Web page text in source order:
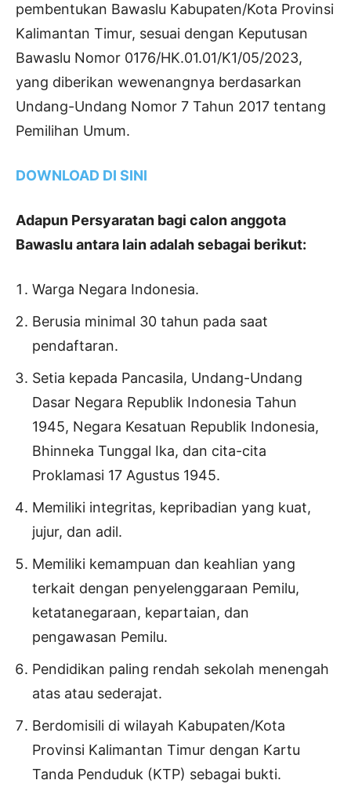
pembentukan Bawaslu Kabupaten/Kota Provinsi
Kalimantan Timur, sesuai dengan Keputusan
Bawaslu Nomor 0176/HK.01.01/K1/05/2023,
yang diberikan wewenangnya berdasarkan
Undang-Undang Nomor 7 Tahun 2017 tentang
Pemilihan Umum.
DOWNLOAD DI SINI
Adapun Persyaratan bagi calon anggota
Bawaslu antara lain adalah sebagai berikut:
Warga Negara Indonesia.
Berusia minimal 30 tahun pada saat
pendaftaran.
Setia kepada Pancasila, Undang-Undang
Dasar Negara Republik Indonesia Tahun
1945, Negara Kesatuan Republik Indonesia,
Bhinneka Tunggal Ika, dan cita-cita
Proklamasi 17 Agustus 1945.
Memiliki integritas, kepribadian yang kuat,
jujur, dan adil.
Memiliki kemampuan dan keahlian yang
terkait dengan penyelenggaraan Pemilu,
ketatanegaraan, kepartaian, dan
pengawasan Pemilu.
Pendidikan paling rendah sekolah menengah
atas atau sederajat.
Berdomisili di wilayah Kabupaten/Kota
Provinsi Kalimantan Timur dengan Kartu
Tanda Penduduk (KTP) sebagai bukti.